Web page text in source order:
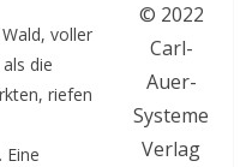
© 2022
Carl-
Auer-
Systeme
Verlag
voller
die
riefen
Eine